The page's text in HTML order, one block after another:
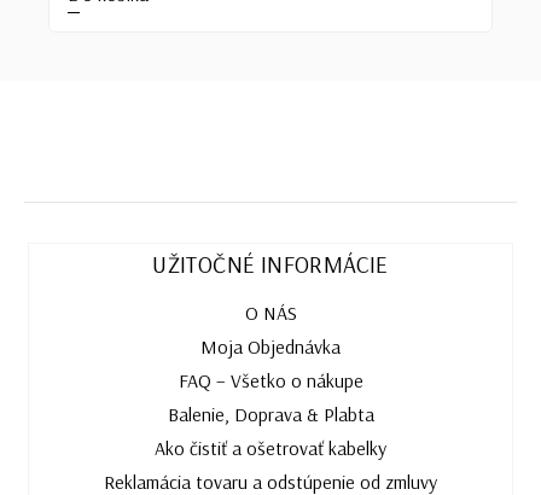
UŽITOČNÉ INFORMÁCIE
O NÁS
Moja Objednávka
FAQ – Všetko o nákupe
Balenie, Doprava & Plabta
Ako čistiť a ošetrovať kabelky
Reklamácia tovaru a odstúpenie od zmluvy